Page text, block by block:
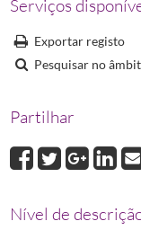
Serviços
Exportar registo
Pesquisar no
Partilhar
Nível de